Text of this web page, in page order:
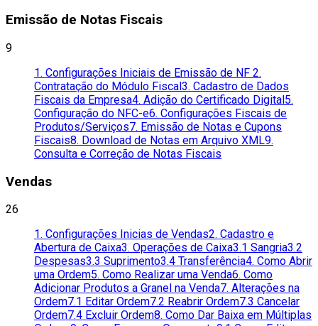
Emissão de Notas Fiscais
9
1. Configurações Iniciais de Emissão de NF 2.
Contratação do Módulo Fiscal3. Cadastro de Dados
Fiscais da Empresa4. Adição do Certificado Digital5.
Configuração do NFC-e6. Configurações Fiscais de
Produtos/Serviços7. Emissão de Notas e Cupons
Fiscais8. Download de Notas em Arquivo XML9.
Consulta e Correção de Notas Fiscais
Vendas
26
1. Configurações Inicias de Vendas2. Cadastro e
Abertura de Caixa3. Operações de Caixa3.1 Sangria3.2
Despesas3.3 Suprimento3.4 Transferência4. Como Abrir
uma Ordem5. Como Realizar uma Venda6. Como
Adicionar Produtos a Granel na Venda7. Alterações na
Ordem7.1 Editar Ordem7.2 Reabrir Ordem7.3 Cancelar
Ordem7.4 Excluir Ordem8. Como Dar Baixa em Múltiplas